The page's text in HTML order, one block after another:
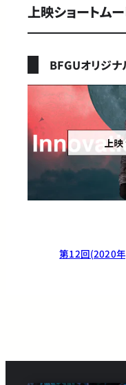
上映ショートム
BFGUオリジナ
第12回(2020年